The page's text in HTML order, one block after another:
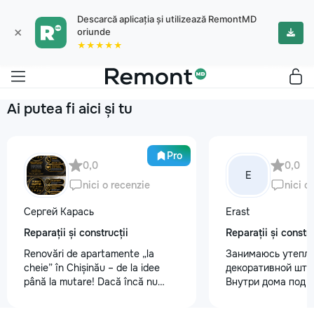
×
Descarcă aplicația și utilizează RemontMD
oriunde
★★★★★
Ai putea fi aici și tu
Pro
0,0
nici o recenzie
Сергей Карась
Reparații și construcții
Renovări de apartamente „la
cheie” în Chișinău – de la idee
până la mutare! Dacă încă nu
E
0,0
nici o
Erast
Reparații și
Занимаюсь
декоративной
Внутри дома под